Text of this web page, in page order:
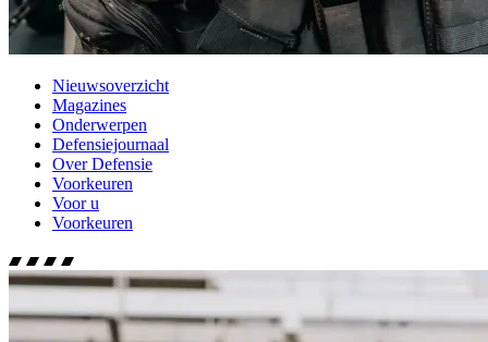
Nieuwsoverzicht
Magazines
Onderwerpen
Defensiejournaal
Over Defensie
Voorkeuren
Voor u
Voorkeuren